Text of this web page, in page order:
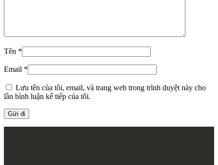
Tên *
Email *
Lưu tên của tôi, email, và trang web trong trình duyệt này cho
lần bình luận kế tiếp của tôi.